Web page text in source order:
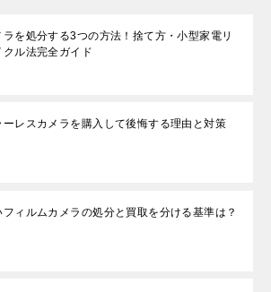
ラを処分する3つの方法！捨て方・小型家電リ
クル法完全ガイド
ーレスカメラを購入して後悔する理由と対策
フィルムカメラの処分と買取を分ける基準は？